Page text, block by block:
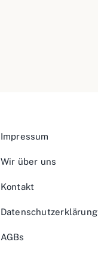
Impressum
Wir über uns
Kontakt
Datenschutzerklärung
AGBs